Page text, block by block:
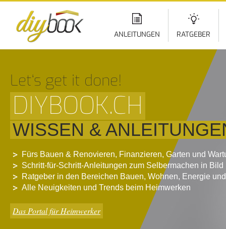
ANLEITUNGEN RATGEBER
Let‘s get it done!
DIYBOOK.CH
WISSEN &
Fürs Bauen & Renovieren, Finanzieren, Garten und
Schritt-für-Schritt-Anleitungen zum Selbermachen in Bild
Ratgeber in den Bereichen Bauen, Wohnen, Energie
Alle Neuigkeiten und Trends beim Heimwerken
Das Portal für Heimwerker